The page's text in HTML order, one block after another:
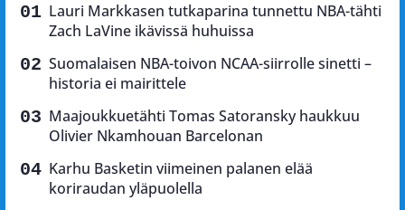
Lauri Markkasen tutkaparina tunnettu NBA-tähti
Zach LaVine ikävissä huhuissa
Suomalaisen NBA-toivon NCAA-siirrolle sinetti –
historia ei mairittele
Maajoukkuetähti Tomas Satoransky haukkuu
Olivier Nkamhouan Barcelonan
Karhu Basketin viimeinen palanen elää
koriraudan yläpuolella